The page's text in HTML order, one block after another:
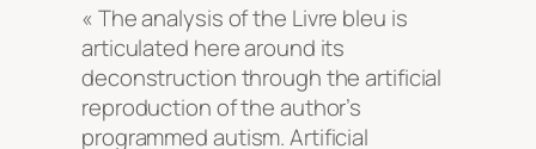
« The analysis of the Livre bleu is
articulated here around its
deconstruction through the artificial
reproduction of the author’s
programmed autism. Artificial